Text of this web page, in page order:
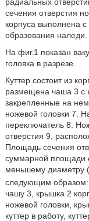
сечения отверстия
корпуса выполнена
образования наледи.
На фиг.1 показан
головка в разрезе.
Куттер состоит из
размещена чаша 3 с
закрепленные на
ножевой головки 7.
переключатель 8.
отверстия 9,
Площадь сечения
суммарной площади
меньшему диаметру
следующим образом:
чашу 3, крышка 2
ножевой головки,
куттер в работу,